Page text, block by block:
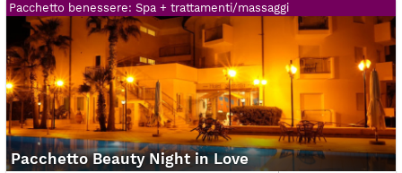
Pacchetto benessere: Spa + trattamenti/massaggi
Pacchetto Beauty Night in Love